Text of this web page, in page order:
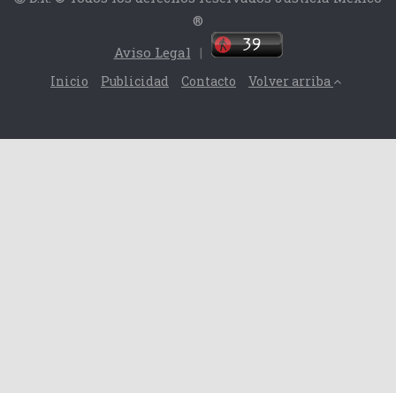
®
Aviso Legal |
Inicio Publicidad Contacto Volver arriba